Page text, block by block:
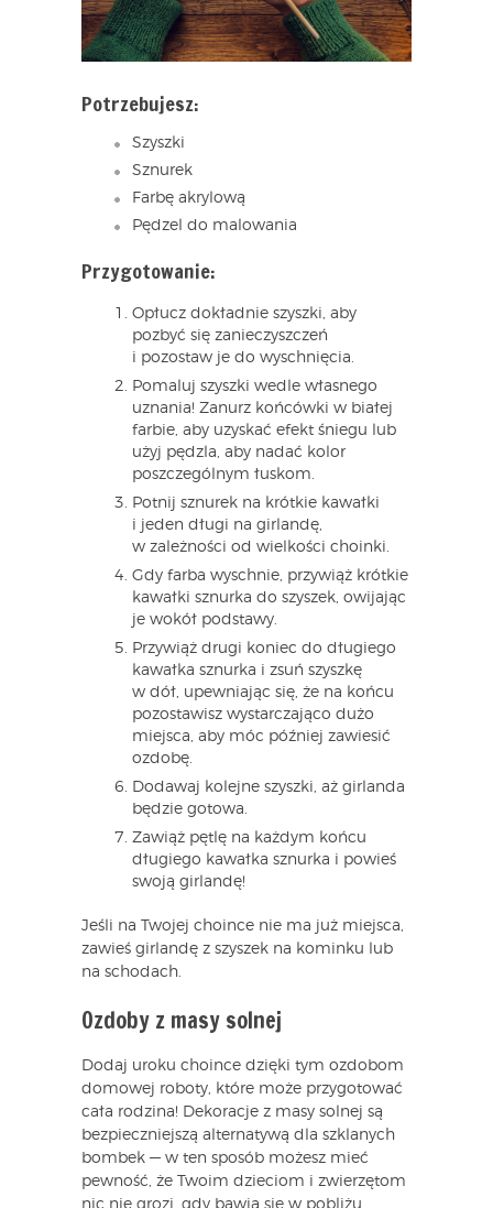
Potrzebujesz:
Szyszki
Sznurek
Farbę akrylową
Pędzel do malowania
Przygotowanie:
Opłucz dokładnie szyszki, aby
pozbyć się zanieczyszczeń
i pozostaw je do wyschnięcia.
Pomaluj szyszki wedle własnego
uznania! Zanurz końcówki w białej
farbie, aby uzyskać efekt śniegu lub
użyj pędzla, aby nadać kolor
poszczególnym łuskom.
Potnij sznurek na krótkie kawałki
i jeden długi na girlandę,
w zależności od wielkości choinki.
Gdy farba wyschnie, przywiąż krótkie
kawałki sznurka do szyszek, owijając
je wokół podstawy.
Przywiąż drugi koniec do długiego
kawałka sznurka i zsuń szyszkę
w dół, upewniając się, że na końcu
pozostawisz wystarczająco dużo
miejsca, aby móc później zawiesić
ozdobę.
Dodawaj kolejne szyszki, aż girlanda
będzie gotowa.
Zawiąż pętlę na każdym końcu
długiego kawałka sznurka i powieś
swoją girlandę!
Jeśli na Twojej choince nie ma już miejsca,
zawieś girlandę z szyszek na kominku lub
na schodach.
Ozdoby z masy solnej
Dodaj uroku choince dzięki tym ozdobom
domowej roboty, które może przygotować
cała rodzina! Dekoracje z masy solnej są
bezpieczniejszą alternatywą dla szklanych
bombek — w ten sposób możesz mieć
pewność, że Twoim dzieciom i zwierzętom